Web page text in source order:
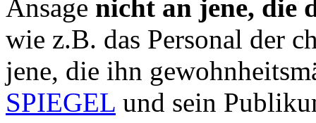
Ansage nicht an jene, die
wie z.B. das Personal der
jene, die ihn
SPIEGEL und sein